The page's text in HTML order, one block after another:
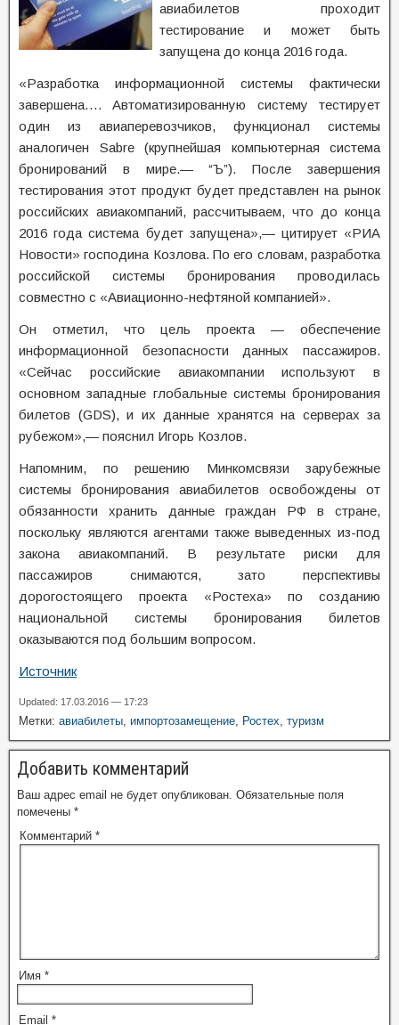
авиабилетов проходит
тестирование и может быть
запущена до конца 2016 года.
«Разработка информационной системы фактически
завершена…. Автоматизированную систему тестирует
один из авиаперевозчиков, функционал системы
аналогичен Sabre (крупнейшая компьютерная система
бронирований в мире.— “Ъ”). После завершения
тестирования этот продукт будет представлен на рынок
российских авиакомпаний, рассчитываем, что до конца
2016 года система будет запущена»,— цитирует «РИА
Новости» господина Козлова. По его словам, разработка
российской системы бронирования проводилась
совместно с «Авиационно-нефтяной компанией».
Он отметил, что цель проекта — обеспечение
информационной безопасности данных пассажиров.
«Сейчас российские авиакомпании используют в
основном западные глобальные системы бронирования
билетов (GDS), и их данные хранятся на серверах за
рубежом»,— пояснил Игорь Козлов.
Напомним, по решению Минкомсвязи зарубежные
системы бронирования авиабилетов освобождены от
обязанности хранить данные граждан РФ в стране,
поскольку являются агентами также выведенных из-под
закона авиакомпаний. В результате риски для
пассажиров снимаются, зато перспективы
дорогостоящего проекта «Ростеха» по созданию
национальной системы бронирования билетов
оказываются под большим вопросом.
Источник
Updated: 17.03.2016 — 17:23
Метки: авиабилеты, импортозамещение, Ростех, туризм
Добавить комментарий
Ваш адрес email не будет опубликован. Обязательные поля
помечены *
Комментарий *
Имя *
Email *